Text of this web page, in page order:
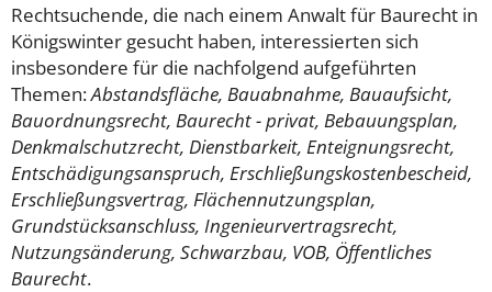
Rechtsuchende, die nach einem Anwalt für Baurecht in
Königswinter gesucht haben, interessierten sich
insbesondere für die nachfolgend aufgeführten
Themen:Abstandsfläche, Bauabnahme, Bauaufsicht,
Bauordnungsrecht, Baurecht - privat, Bebauungsplan,
Denkmalschutzrecht, Dienstbarkeit, Enteignungsrecht,
Entschädigungsanspruch, Erschließungskostenbescheid,
Erschließungsvertrag, Flächennutzungsplan,
Grundstücksanschluss, Ingenieurvertragsrecht,
Nutzungsänderung, Schwarzbau, VOB, Öffentliches
Baurecht.